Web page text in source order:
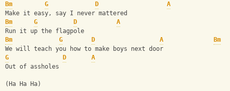
Bm
G D
A
Make it easy, say I never mattered
Bm
G D
A
Run it up the flagpole
Bm
G D A
Bm
We will teach you how to make boys next door
G
D
A
Out of assholes
(Ha Ha Ha)